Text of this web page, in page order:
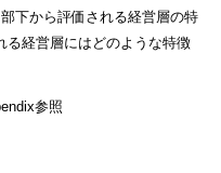
下から評価される経営層の特
る経営層にはどのような特徴
参照